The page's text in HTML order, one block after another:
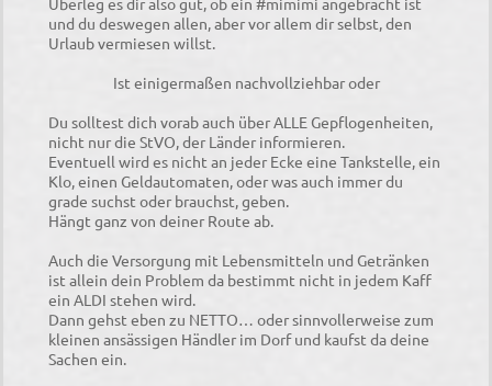
und du deswegen allen, aber vor allem dir selbst, den
Urlaub vermiesen willst.
Ist einigermaßen nachvollziehbar oder
Du solltest dich vorab auch über ALLE Gepflogenheiten,
nicht nur die StVO, der Länder informieren.
Eventuell wird es nicht an jeder Ecke eine Tankstelle, ein
Klo, einen Geldautomaten, oder was auch immer du
grade suchst oder brauchst, geben.
Hängt ganz von deiner Route ab.
Auch die Versorgung mit Lebensmitteln und Getränken
ist allein dein Problem da bestimmt nicht in jedem Kaff
ein ALDI stehen wird.
Dann gehst eben zu NETTO… oder sinnvollerweise zum
kleinen ansässigen Händler im Dorf und kaufst da deine
Sachen ein.